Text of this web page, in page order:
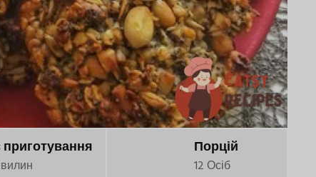
Порцій
12 Осіб